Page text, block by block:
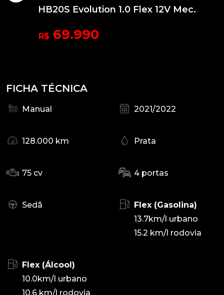
HB20S Evolution 1.0 Flex 12V Mec.
R$ 69.990
FICHA TÉCNICA
Manual 2021/2022
128.000 km Prata
75 cv 4 portas
Sedã
Flex (Gasolina)
13.7km/l urbano
15.2 km/l rodovia
Flex (Álcool)
10.0km/l urbano
10.6 km/l rodovia